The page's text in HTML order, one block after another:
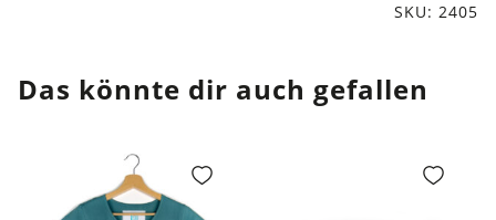
SKU: 2405
Das könnte dir auch gefallen